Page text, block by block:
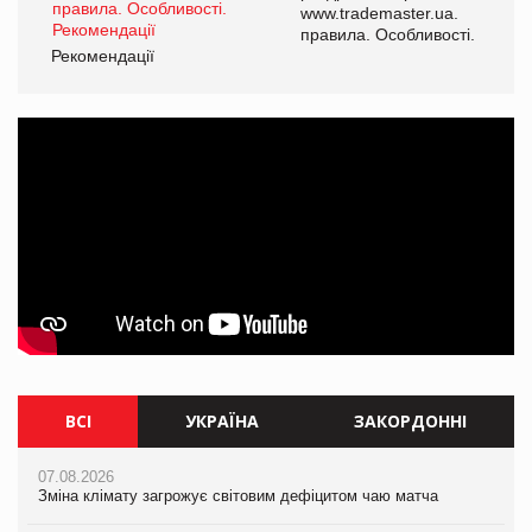
www.trademaster.ua.
правила. Особливості.
Рекомендації
ВСІ УКРАЇНА ЗАКОРДОННІ
07.08.2026
Зміна клімату загрожує світовим дефіцитом чаю матча
07.08.2026
Зміна клімату загрожує світовим дефіцитом чаю матча
07.08.2026
Зміна клімату загрожує світовим дефіцитом чаю матча